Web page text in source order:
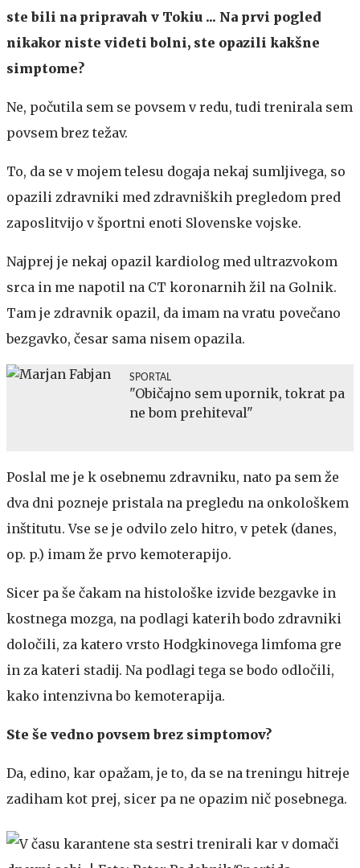
ste bili na pripravah v Tokiu ... Na prvi pogled
nikakor niste videti bolni, ste opazili kakšne
simptome?
Ne, počutila sem se povsem v redu, tudi trenirala sem
povsem brez težav.
To, da se v mojem telesu dogaja nekaj sumljivega, so
opazili zdravniki med zdravniških pregledom pred
zaposlitvijo v športni enoti Slovenske vojske.
Najprej je nekaj opazil kardiolog med ultrazvokom
srca in me napotil na CT koronarnih žil na Golnik.
Tam je zdravnik opazil, da imam na vratu povečano
bezgavko, česar sama nisem opazila.
SPORTAL
"Običajno sem upornik, tokrat pa
ne bom prehiteval"
Poslal me je k osebnemu zdravniku, nato pa sem že
dva dni pozneje pristala na pregledu na onkološkem
inštitutu. Vse se je odvilo zelo hitro, v petek (danes,
op. p.) imam že prvo kemoterapijo.
Sicer pa še čakam na histološke izvide bezgavke in
kostnega mozga, na podlagi katerih bodo zdravniki
določili, za katero vrsto Hodgkinovega limfoma gre
in za kateri stadij. Na podlagi tega se bodo odločili,
kako intenzivna bo kemoterapija.
Ste še vedno povsem brez simptomov?
Da, edino, kar opažam, je to, da se na treningu hitreje
zadiham kot prej, sicer pa ne opazim nič posebnega.